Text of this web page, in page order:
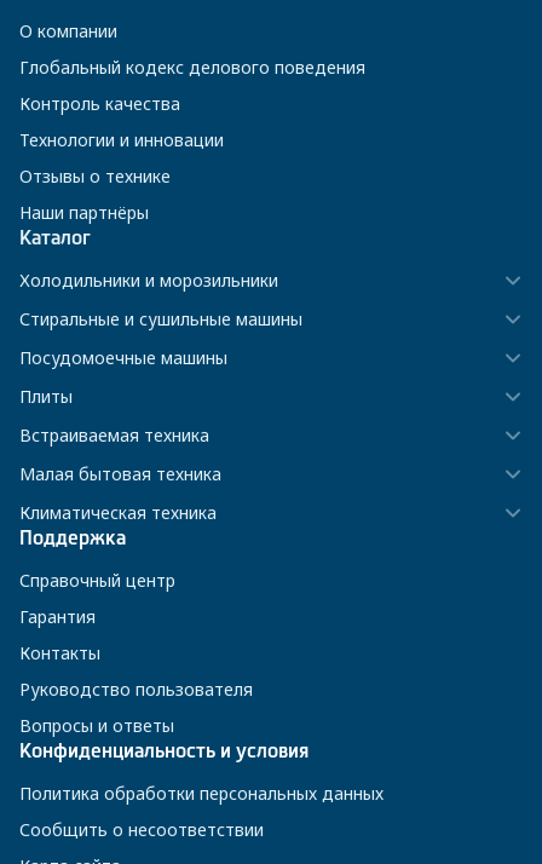
О компании
Глобальный кодекс делового поведения
Контроль качества
Технологии и инновации
Отзывы о технике
Наши партнёры
Каталог
Холодильники и морозильники
Стиральные и сушильные машины
Посудомоечные машины
Плиты
Встраиваемая техника
Малая бытовая техника
Климатическая техника
Поддержка
Справочный центр
Гарантия
Контакты
Руководство пользователя
Вопросы и ответы
Конфиденциальность и условия
Политика обработки персональных данных
Сообщить о несоответствии